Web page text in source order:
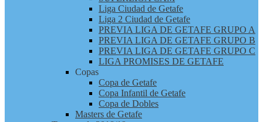
Liga Ciudad de Getafe
Liga 2 Ciudad de Getafe
PREVIA LIGA DE GETAFE GRUPO A
PREVIA LIGA DE GETAFE GRUPO B
PREVIA LIGA DE GETAFE GRUPO C
LIGA PROMISES DE GETAFE
Copas
Copa de Getafe
Copa Infantil de Getafe
Copa de Dobles
Masters de Getafe